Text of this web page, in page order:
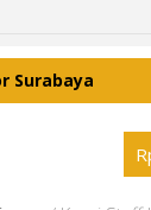
Surabaya